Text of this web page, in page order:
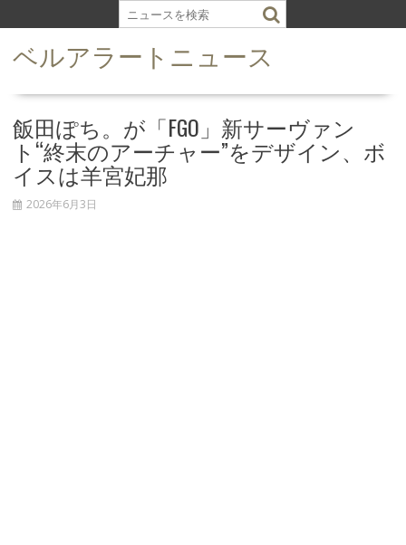
k
ベルアラートニュース
飯田ぽち。が「FGO」新サーヴァン
ト“終末のアーチャー”をデザイン、ボ
イスは羊宮妃那
2026年6月3日